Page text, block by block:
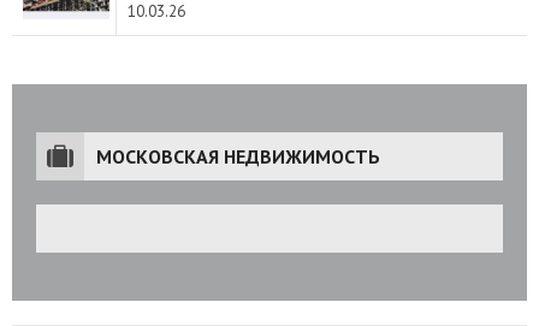
10.03.26
МОСКОВСКАЯ НЕДВИЖИМОСТЬ